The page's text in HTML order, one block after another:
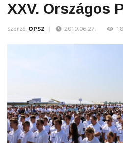
XXV. Országos
Szerző: OPSZ 2019.06.27.